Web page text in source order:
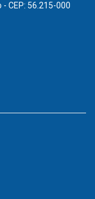
CEP: 56.215-000